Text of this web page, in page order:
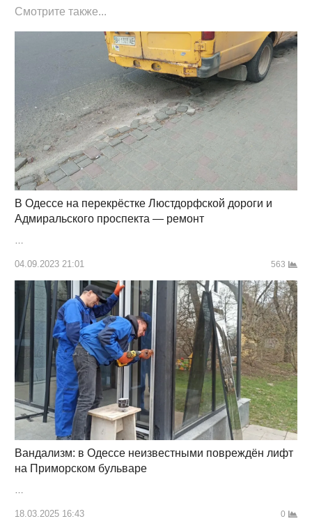
Смотрите также...
В Одессе на перекрёстке Люстдорфской дороги и
Адмиральского проспекта — ремонт
…
04.09.2023 21:01 563
Вандализм: в Одессе неизвестными повреждён лифт
на Приморском бульваре
18.03.2025 16:43 0